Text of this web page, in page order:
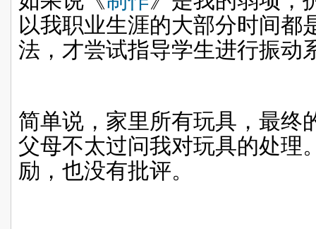
以我职业生涯的大部分时间都
法，才尝试指导学生进行振动
简单说，家里所有玩具，最终
父母不太过问我对玩具的处理
励，也没有批评。